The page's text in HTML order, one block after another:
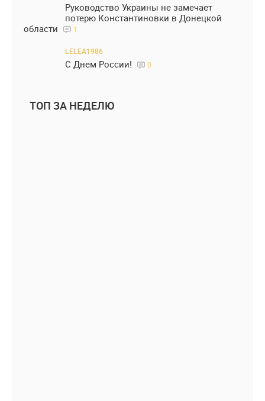
Руководство Украины не замечает
потерю Константиновки в Донецкой
области
1
LELEA1986
С Днем России! 0
ТОП ЗА НЕДЕЛЮ